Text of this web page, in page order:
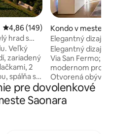
Priemerné ohodnotenie 4,86 z
4,86 (149)
hrad s
Veľký
zariadený
2
spálňa s
obývacia
so
zahrnutá
Kondo v meste
Elegantný
Elegantný
Via San Fermo; Skladá
modernom
Otvorená
pohovkou,
moderná
spotrebičmi -
pre dovolenkové
Saonara